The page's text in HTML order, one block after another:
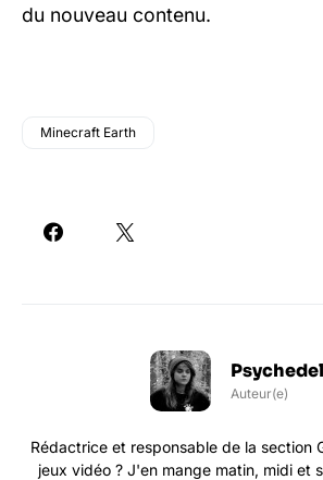
du nouveau contenu.
Minecraft Earth
Auteur(e)
Rédactrice et responsable de la section
jeux vidéo ? J'en mange matin, midi et